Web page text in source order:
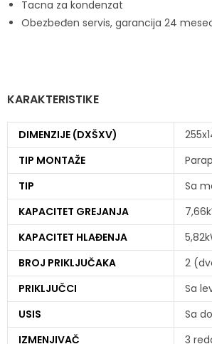
Tacna za kondenzat
Obezbeđen servis, garancija 24
KARAKTERISTIKE
DIMENZIJE (DXŠXV)
TIP MONTAŽE
TIP
Sa
KAPACITET GREJANJA
KAPACITET HLAĐENJA
BROJ PRIKLJUČAKA
2
PRIKLJUČCI
Sa
USIS
Sa
IZMENJIVAČ
3